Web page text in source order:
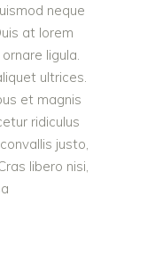
neque
at lorem
ligula.
ultrices.
et magnis
ridiculus
justo,
libero nisi,